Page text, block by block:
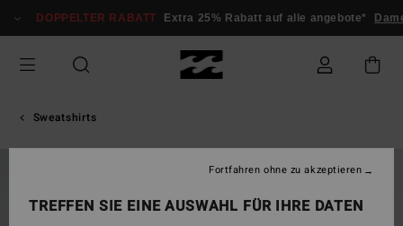
zur
springen
DOPPELTER RABATT Extra 25% Rabatt auf alle angebote*
Sweatshirts
TREFFEN SIE EINE AUSWAHL FÜR IHRE DATEN
Fortfahren ohne zu akzeptieren